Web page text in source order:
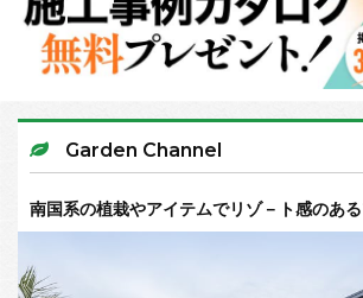
Garden Channel
南国系の植栽やアイテムでリゾ－ト感のあ